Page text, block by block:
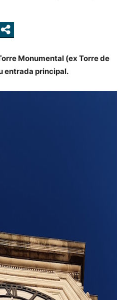
Monumental (ex Torre de
entrada principal.